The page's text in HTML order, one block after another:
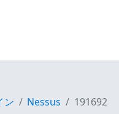
ン Nessus 191692